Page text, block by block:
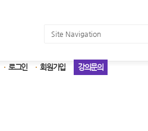
로그인 회원가입 강의문의